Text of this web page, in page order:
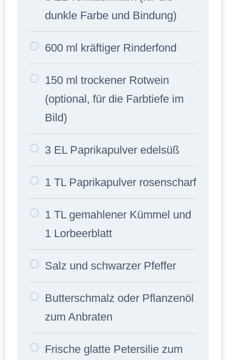
dunkle Farbe und Bindung)
600 ml kräftiger Rinderfond
150 ml trockener Rotwein
(optional, für die Farbtiefe im
Bild)
3 EL Paprikapulver edelsüß
1 TL Paprikapulver rosenscharf
1 TL gemahlener Kümmel und
1 Lorbeerblatt
Salz und schwarzer Pfeffer
Butterschmalz oder Pflanzenöl
zum Anbraten
Frische glatte Petersilie zum